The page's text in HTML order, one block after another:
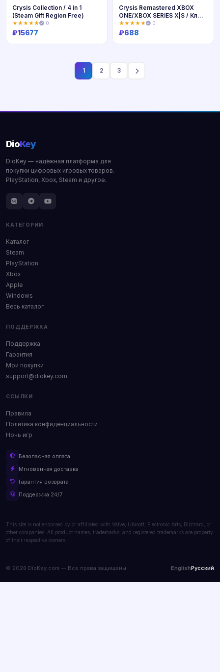
Crysis Collection / 4 in 1
(Steam Gift Region Free)
★★★★★ 0
₽15677
Crysis Remastered XBOX
ONE/XBOX SERIES X|S / Ключ
🔑
★★★★★ 0
₽688
1 2 3
DioKey
DioKey — надёжная платформа для
покупки цифровых игровых товаров.
PlayStation, Xbox, Steam и другое.
КАТЕГОРИИ
Каталог
Steam
PlayStation
Xbox
Apple
Windows
Весь каталог
ПОДДЕРЖКА
Поддержка
Гарантия
Мои покупки
support@diokey.com
ССЫЛКИ
Правила
Политика конфиденциальности
Ночь игр
Безопасная оплата
Мгновенная доставка
Гарантия возврата
Поддержка 24/7
This site is not endorsed by or affiliated with Valve, Ubisoft, Electronic Arts, Blizzard, or
other companies. All product names, trademarks, and registered trademarks are property
of their respective owners.
© 2026 DioKey.com — Все права защищены. EnglishРусский